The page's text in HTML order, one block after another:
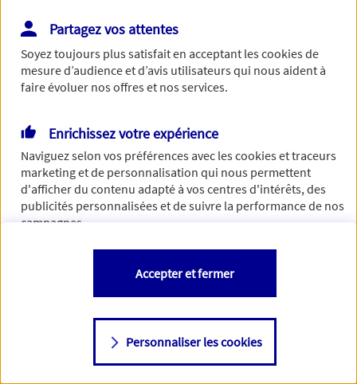
Vous disposez de droits sur les informations vous concernant. Pour
plus d’informations,cliquez ici.
Partagez vos attentes
Soyez toujours plus satisfait en acceptant lescookiesde
mesure d’audience et d’avis utilisateurs qui nous aident à
faire évoluer nos offres et nos services.
Enrichissez votre expérience
Naviguez selon vos préférences avec lescookies et traceurs
marketing et de personnalisation qui nous permettent
d'afficher du contenu adapté à vos centres d'intérêts, des
publicités personnalisées et de suivre la performance de nos
campagnes.
Vous êtes libre de les accepter, de les refuser comme de
changer d'avis à tout moment en allant sur
Consulter notre politique decookies
Personnaliser les cookies
Accepter et fermer